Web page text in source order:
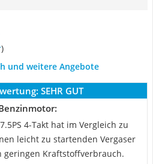
)
und weitere Angebote
SEHR GUT
4-Takt hat im Vergleich zu
leicht zu startenden Vergaser
Kraftstoffverbrauch.